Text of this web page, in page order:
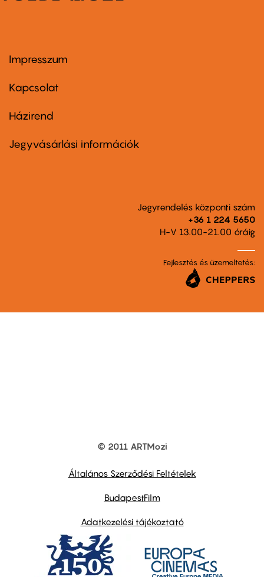
Footer
first
Impresszum
Kapcsolat
Footer
second
Házirend
Jegyvásárlási információk
Jegyrendelés központi szám
+36 1 224 5650
H-V 13.00-21.00 óráig
Fejlesztés és üzemeltetés:
© 2011 ARTMozi
Általános Szerződési Feltételek
BudapestFilm
Adatkezelési tájékoztató